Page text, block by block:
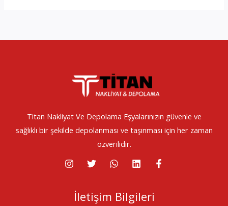
|
Titan Nakliyat Ve Depolama Eşyalarınızın güvenle ve
sağlıklı bir şekilde depolanması ve taşınması için her zaman
özverilidir.
İletişim Bilgileri